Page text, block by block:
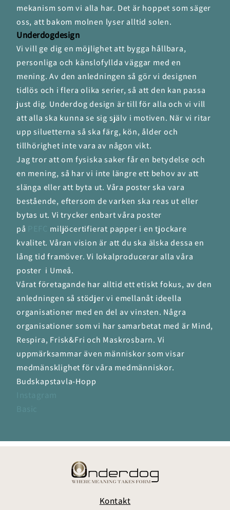
mekanism som vi alla har. Det är hoppet som säger
oss, att bakom molnen lyser alltid solen.
Underdogdesign
Vi vill ge dig en möjlighet att bygga hållbara,
personliga och känslofyllda väggar med en
mening. Av den anledningen så gör vi designen
tidlös och i flera olika serier, så att den kan passa
just dig. Underdog design är till för alla och vi vill
att alla ska kunna se sig själv i motiven. När vi ritar
upp siluetterna så ska färg, kön, ålder och
tillhörighet inte vara av någon vikt.
Jag tror att om fysiska saker får en betydelse och
en mening, så har vi inte längre ett behov av att
slänga eller att byta ut. Våra poster ska vara
bestående, eftersom de varken ska reas ut eller
bytas ut. Vi trycker enbart våra poster
på
miljöcertifierat papper i en tjockare
kvalitet. Våran vision är att du ska älska dessa en
lång tid framöver. Vi lokalproducerar alla våra
poster i Umeå.
Vårat företagande har alltid ett etiskt fokus, av den
anledningen så stödjer vi emellanåt ideella
organisationer med en del av vinsten. Några
organisationer som vi har samarbetat med är Mind,
Respira, Frisk&Fri och Maskrosbarn. Vi
uppmärksammar även människor som visar
medmänsklighet för våra medmänniskor.
Budskapstavla-Hopp
Kontakt